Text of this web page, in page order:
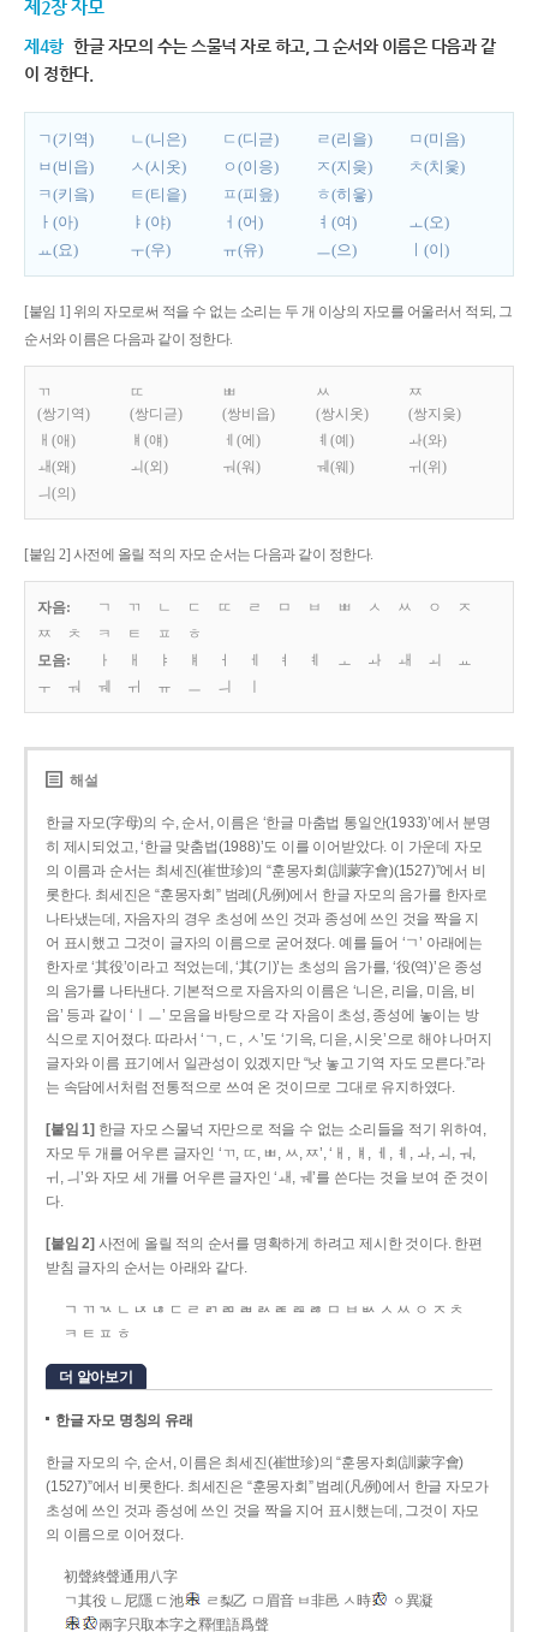
제2장 자모
제4항 한글 자모의 수는 스물넉 자로 하고, 그 순서와 이름은 다음과 같
이 정한다.
ㄱ(기역) ㄴ(니은) ㄷ(디귿) ㄹ(리을)
ㅁ(미음)
ㅂ(비읍)
ㅅ(시옷) ㅇ(이응) ㅈ(지읒)
ㅊ(치읓)
ㅋ(키읔)
ㅌ(티읕) ㅍ(피읖)
ㅎ(히읗)
ㅏ(아)
ㅑ(야) ㅓ(어) ㅕ(여)
ㅗ(오)
ㅛ(요)
ㅜ(우) ㅠ(유) ㅡ(으) ㅣ(이)
[붙임 1] 위의 자모로써 적을 수 없는 소리는 두 개 이상의 자모를 어울러서 적되, 그
순서와 이름은 다음과 같이 정한다.
ㄲ
(쌍기역)
ㄸ
(쌍디귿)
ㅃ
(쌍비읍)
ㅆ
(쌍시옷)
ㅉ
(쌍지읒)
ㅐ(애)
ㅒ(얘) ㅔ(에) ㅖ(예)
ㅘ(와)
ㅙ(왜)
ㅚ(외) ㅝ(워) ㅞ(웨)
ㅟ(위)
ㅢ(의)
[붙임 2] 사전에 올릴 적의 자모 순서는 다음과 같이 정한다.
자음: ㄱ ㄲ ㄴ ㄷ ㄸ ㄹ ㅁ ㅂ ㅃ ㅅ ㅆ ㅇ
ㅈ
ㅉ
ㅊ ㅋ ㅌ ㅍ
ㅎ
모음:
ㅏ ㅐ ㅑ ㅒ ㅓ ㅔ ㅕ ㅖ ㅗ ㅘ ㅙ ㅚ
ㅛ
ㅜ
ㅝ ㅞ ㅟ ㅠ ㅡ ㅢ
해설
한글 자모(字母)의 수, 순서, 이름은 ‘한글 마춤법 통일안(1933)’에서 분명
히 제시되었고, ‘한글 맞춤법(1988)’도 이를 이어받았다. 이 가운데 자모
의 이름과 순서는 최세진(崔世珍)의 “훈몽자회(訓蒙字會)(1527)”에서 비
롯한다. 최세진은 “훈몽자회” 범례(凡例)에서 한글 자모의 음가를 한자로
나타냈는데, 자음자의 경우 초성에 쓰인 것과 종성에 쓰인 것을 짝을 지
어 표시했고 그것이 글자의 이름으로 굳어졌다. 예를 들어 ‘ㄱ’ 아래에는
한자로 ‘其役’이라고 적었는데, ‘其(기)’는 초성의 음가를, ‘役(역)’은 종성
의 음가를 나타낸다. 기본적으로 자음자의 이름은 ‘니은, 리을, 미음, 비
읍’ 등과 같이 ‘ㅣㅡ’ 모음을 바탕으로 각 자음이 초성, 종성에 놓이는 방
식으로 지어졌다. 따라서 ‘ㄱ, ㄷ, ㅅ’도 ‘기윽, 디읃, 시읏’으로 해야 나머지
글자와 이름 표기에서 일관성이 있겠지만 “낫 놓고 기역 자도 모른다.”라
는 속담에서처럼 전통적으로 쓰여 온 것이므로 그대로 유지하였다.
[붙임 1] 한글 자모 스물넉 자만으로 적을 수 없는 소리들을 적기 위하여,
자모 두 개를 어우른 글자인 ‘ㄲ, ㄸ, ㅃ, ㅆ, ㅉ’, ‘ㅐ, ㅒ, ㅔ, ㅖ, ㅘ, ㅚ, ㅝ,
ㅟ, ㅢ’와 자모 세 개를 어우른 글자인 ‘ㅙ, ㅞ’를 쓴다는 것을 보여 준 것이
다.
[붙임 2] 사전에 올릴 적의 순서를 명확하게 하려고 제시한 것이다. 한편
받침 글자의 순서는 아래와 같다.
ㄱ ㄲ ㄳ ㄴ ㄵ ㄶ ㄷ ㄹ ㄺ ㄻ ㄼ ㄽ ㄾ ㄿ ㅀ ㅁ ㅂ ㅄ ㅅ ㅆ ㅇ ㅈ ㅊ
ㅋ ㅌ ㅍ ㅎ
더 알아보기
한글 자모 명칭의 유래
한글 자모의 수, 순서, 이름은 최세진(崔世珍)의 “훈몽자회(訓蒙字會)
(1527)”에서 비롯한다. 최세진은 “훈몽자회” 범례(凡例)에서 한글 자모가
초성에 쓰인 것과 종성에 쓰인 것을 짝을 지어 표시했는데, 그것이 자모
의 이름으로 이어졌다.
初聲終聲通用八字
ㄱ其役 ㄴ尼隱 ㄷ池
ㄹ梨乙 ㅁ眉音 ㅂ非邑 ㅅ時
ㆁ異凝
兩字只取本字之釋俚語爲聲